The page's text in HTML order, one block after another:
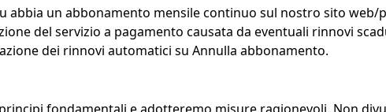
un abbonamento mensile continuo sul nostro sito web/
del servizio a pagamento causata da eventuali rinnovi
dei rinnovi automatici su Annulla abbonamento.